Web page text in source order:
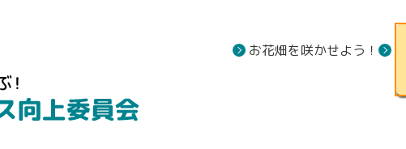
お花畑を咲かせよう！